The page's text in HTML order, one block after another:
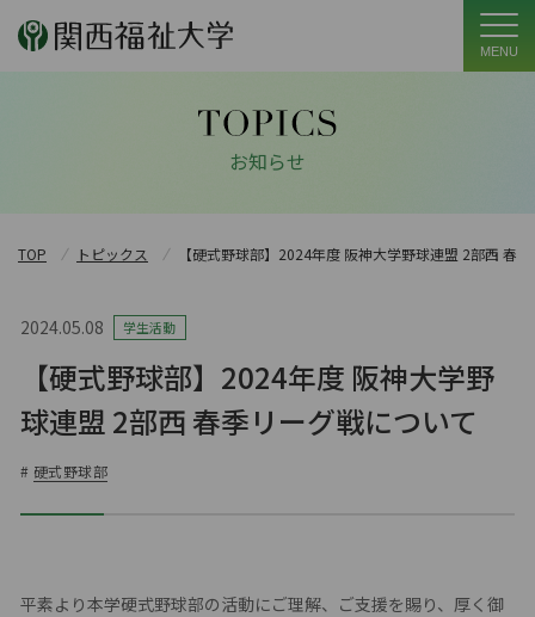
MENU
お知らせ
TOP トピックス 【硬式野球部】2024年度 阪神大学野球連盟 2部西 春
2024.05.08 学生活動
【硬式野球部】2024年度 阪神大学野
球連盟 2部西 春季リーグ戦について
# 硬式野球部
平素より本学硬式野球部の活動にご理解、ご支援を賜り、厚く御